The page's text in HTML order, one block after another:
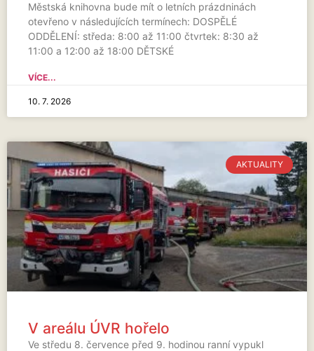
Městská knihovna bude mít o letních prázdninách
otevřeno v následujících termínech: DOSPĚLÉ
ODDĚLENÍ: středa: 8:00 až 11:00 čtvrtek: 8:30 až
11:00 a 12:00 až 18:00 DĚTSKÉ
VÍCE...
10. 7. 2026
AKTUALITY
V areálu ÚVR hořelo
Ve středu 8. července před 9. hodinou ranní vypukl